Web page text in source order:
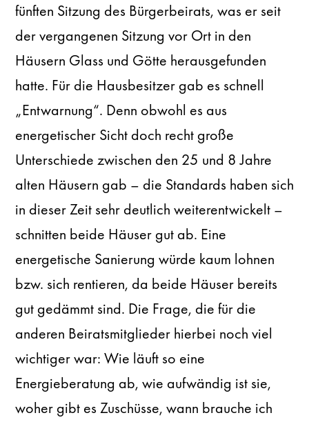
fünften Sitzung des Bürgerbeirats, was er seit
der vergangenen Sitzung vor Ort in den
Häusern Glass und Götte herausgefunden
hatte. Für die Hausbesitzer gab es schnell
„Entwarnung“. Denn obwohl es aus
energetischer Sicht doch recht große
Unterschiede zwischen den 25 und 8 Jahre
alten Häusern gab – die Standards haben sich
in dieser Zeit sehr deutlich weiterentwickelt –
schnitten beide Häuser gut ab. Eine
energetische Sanierung würde kaum lohnen
bzw. sich rentieren, da beide Häuser bereits
gut gedämmt sind. Die Frage, die für die
anderen Beiratsmitglieder hierbei noch viel
wichtiger war: Wie läuft so eine
Energieberatung ab, wie aufwändig ist sie,
woher gibt es Zuschüsse, wann brauche ich